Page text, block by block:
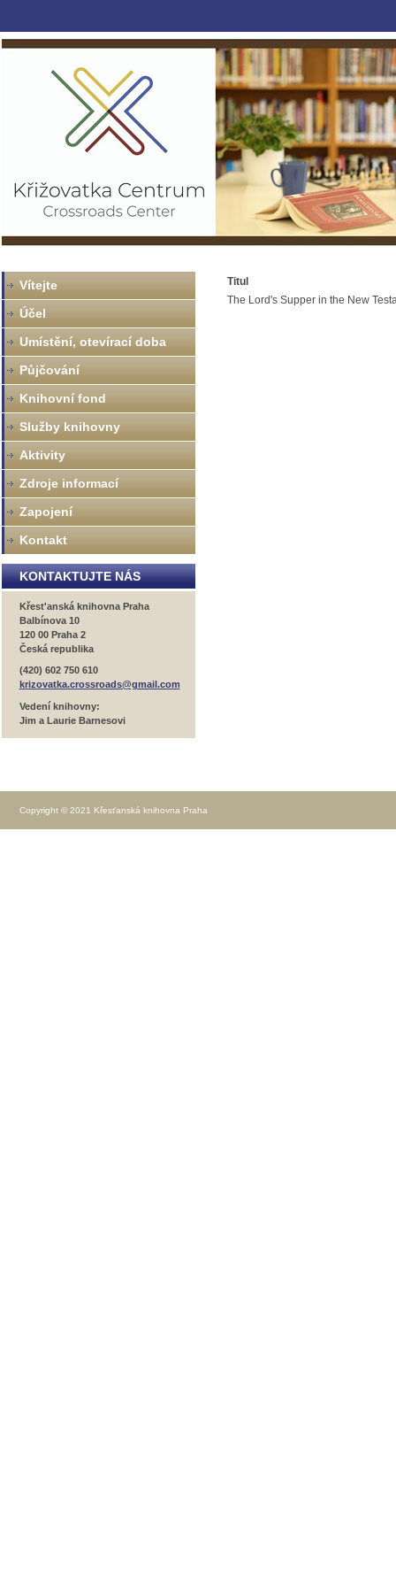
Titul
The Lord's Supper in the New
Vítejte
Účel
Umístění, otevírací doba
Půjčování
Knihovní fond
Služby knihovny
Aktivity
Zdroje informací
Zapojení
Kontakt
KONTAKTUJTE NÁS
Křest'anská knihovna Praha
Balbínova 10
120 00 Praha 2
Česká republika
(420) 602 750 610
krizovatka.crossroads@gmail.com
Vedení knihovny:
Jim a Laurie Barnesovi
Copyright © 2021 Křesťanská knihovna Praha